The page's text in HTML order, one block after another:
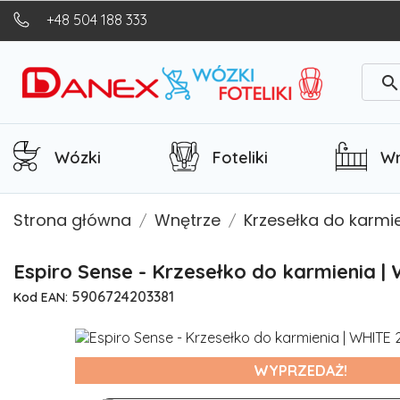
+48 504 188 333
Wózki Foteliki
Strona główna Wnętrze Krzesełka do
Espiro Sense - Krzesełko do karmienia |
Kod EAN: 5906724203381
WYPRZEDAŻ!